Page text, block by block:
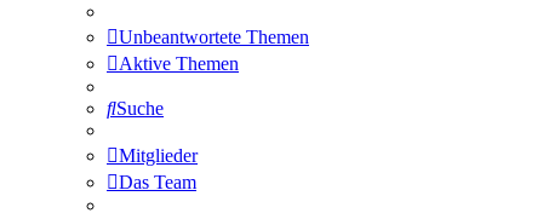
Unbeantwortete Themen
Aktive Themen
Suche
Mitglieder
Das Team